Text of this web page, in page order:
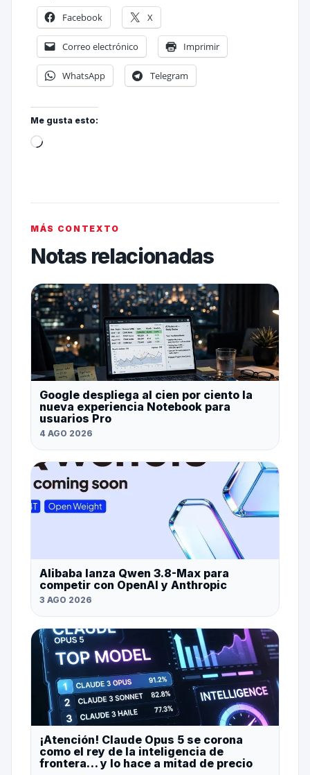
Facebook X
Correo electrónico Imprimir
WhatsApp Telegram
Me gusta esto:
MÁS CONTEXTO
Notas relacionadas
Google despliega al cien por ciento la
nueva experiencia Notebook para
usuarios Pro
4 AGO 2026
Alibaba lanza Qwen 3.8-Max para
competir con OpenAI y Anthropic
3 AGO 2026
¡Atención! Claude Opus 5 se corona
como el rey de la inteligencia de
frontera… y lo hace a mitad de precio